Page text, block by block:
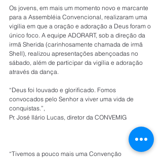
Os jovens, em mais um momento novo e marcante
para a Assembléia Convencional, realizaram uma
vigília em que a oração e adoração a Deus foram o
único foco. A equipe ADORART, sob a direção da
irmã Sherida (carinhosamente chamada de irmã
Shell), realizou apresentações abençoadas no
sábado, além de participar da vigília e adoração
através da dança.
“Deus foi louvado e glorificado. Fomos
convocados pelo Senhor a viver uma vida de
conquistas.”,
Pr. José Ilário Lucas, diretor da CONVEMIG
“Tivemos a pouco mais uma Convenção